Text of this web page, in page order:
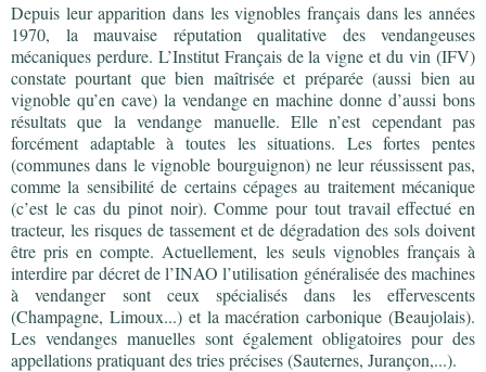
Depuis leur apparition dans les vignobles français dans les années
1970, la mauvaise réputation qualitative des vendangeuses
mécaniques perdure. L’Institut Français de la vigne et du vin (IFV)
constate pourtant que bien maîtrisée et préparée (aussi bien au
vignoble qu’en cave) la vendange en machine donne d’aussi bons
résultats que la vendange manuelle. Elle n’est cependant pas
forcément adaptable à toutes les situations. Les fortes pentes
(communes dans le vignoble bourguignon) ne leur réussissent pas,
comme la sensibilité de certains cépages au traitement mécanique
(c’est le cas du pinot noir). Comme pour tout travail effectué en
tracteur, les risques de tassement et de dégradation des sols doivent
être pris en compte. Actuellement, les seuls vignobles français à
interdire par décret de l’INAO l’utilisation généralisée des machines
à vendanger sont ceux spécialisés dans les effervescents
(Champagne, Limoux...) et la macération carbonique (Beaujolais).
Les vendanges manuelles sont également obligatoires pour des
appellations pratiquant des tries précises (Sauternes, Jurançon,...).